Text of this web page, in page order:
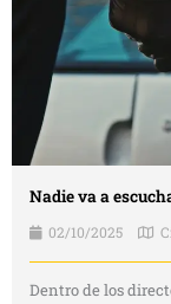
Nadie va a
02/10/2025
Dentro de los